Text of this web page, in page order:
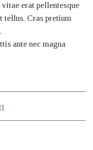
erat pellentesque
tellus. Cras pretium
ante nec magna